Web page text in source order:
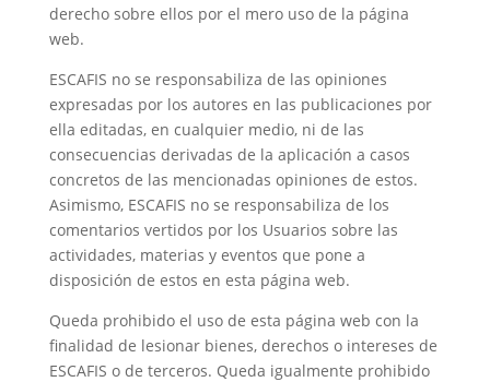
derecho sobre ellos por el mero uso de la página
web.
ESCAFIS no se responsabiliza de las opiniones
expresadas por los autores en las publicaciones por
ella editadas, en cualquier medio, ni de las
consecuencias derivadas de la aplicación a casos
concretos de las mencionadas opiniones de estos.
Asimismo, ESCAFIS no se responsabiliza de los
comentarios vertidos por los Usuarios sobre las
actividades, materias y eventos que pone a
disposición de estos en esta página web.
Queda prohibido el uso de esta página web con la
finalidad de lesionar bienes, derechos o intereses de
ESCAFIS o de terceros. Queda igualmente prohibido